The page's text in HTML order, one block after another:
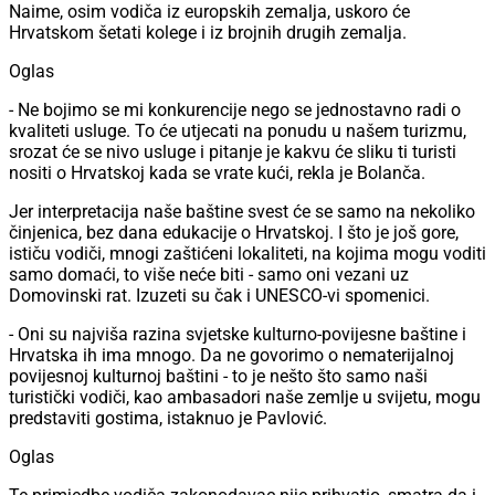
Naime, osim vodiča iz europskih zemalja, uskoro će
Hrvatskom šetati kolege i iz brojnih drugih zemalja.
Oglas
- Ne bojimo se mi konkurencije nego se jednostavno radi o
kvaliteti usluge. To će utjecati na ponudu u našem turizmu,
srozat će se nivo usluge i pitanje je kakvu će sliku ti turisti
nositi o Hrvatskoj kada se vrate kući, rekla je Bolanča.
Jer interpretacija naše baštine svest će se samo na nekoliko
činjenica, bez dana edukacije o Hrvatskoj. I što je još gore,
ističu vodiči, mnogi zaštićeni lokaliteti, na kojima mogu voditi
samo domaći, to više neće biti - samo oni vezani uz
Domovinski rat. Izuzeti su čak i UNESCO-vi spomenici.
- Oni su najviša razina svjetske kulturno-povijesne baštine i
Hrvatska ih ima mnogo. Da ne govorimo o nematerijalnoj
povijesnoj kulturnoj baštini - to je nešto što samo naši
turistički vodiči, kao ambasadori naše zemlje u svijetu, mogu
predstaviti gostima, istaknuo je Pavlović.
Oglas